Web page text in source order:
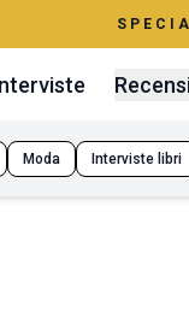
Moda Interviste libri